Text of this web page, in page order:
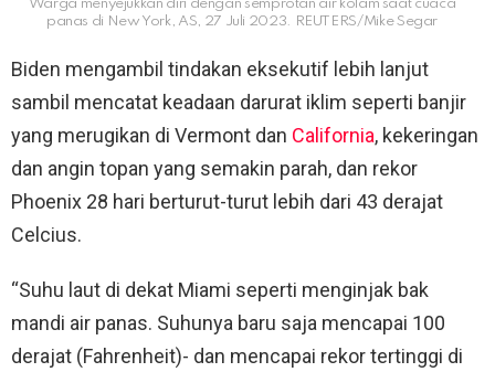
Warga menyejukkan diri dengan semprotan air kolam saat cuaca
panas di New York, AS, 27 Juli 2023. REUTERS/Mike Segar
Biden mengambil tindakan eksekutif lebih lanjut
sambil mencatat keadaan darurat iklim seperti banjir
yang merugikan di Vermont dan California, kekeringan
dan angin topan yang semakin parah, dan rekor
Phoenix 28 hari berturut-turut lebih dari 43 derajat
Celcius.
“Suhu laut di dekat Miami seperti menginjak bak
mandi air panas. Suhunya baru saja mencapai 100
derajat (Fahrenheit)- dan mencapai rekor tertinggi di